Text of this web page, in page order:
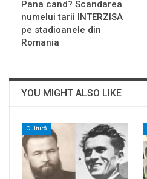
Pana cand? Scandarea
numelui tarii INTERZISA
pe stadioanele din
Romania
YOU MIGHT ALSO LIKE
Cultură